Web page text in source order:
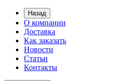
Назад
О компании
Доставка
Как заказать
Новости
Статьи
Контакты